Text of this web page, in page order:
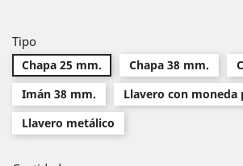
Tipo
Chapa 25 mm. Chapa 38 mm.
Imán 38 mm.
Llavero con moneda
Llavero metálico